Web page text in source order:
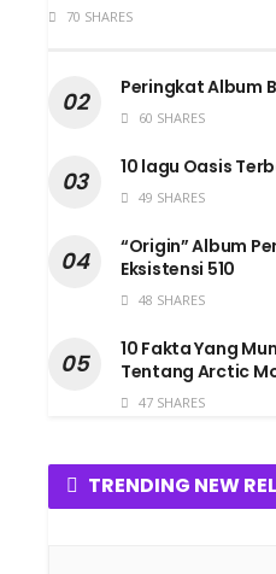
70 SHARES
Peringkat Album
60 SHARES
10 lagu Oasis
49 SHARES
“Origin” Album
Eksistensi 510
48 SHARES
10 Fakta Yang
Tentang Arctic
47 SHARES
TRENDING NEW